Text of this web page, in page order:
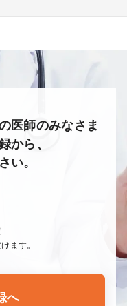
その他
医師のみなさま
から、
い。
ます。
へ